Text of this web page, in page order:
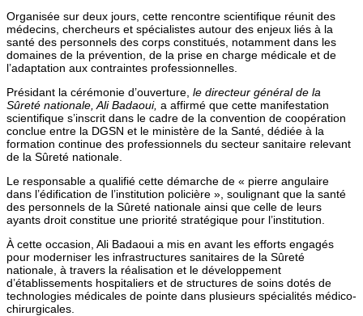
Organisée sur deux jours, cette rencontre scientifique réunit des
médecins, chercheurs et spécialistes autour des enjeux liés à la
santé des personnels des corps constitués, notamment dans les
domaines de la prévention, de la prise en charge médicale et de
l’adaptation aux contraintes professionnelles.
Présidant la cérémonie d’ouverture, le directeur général de la
Sûreté nationale, Ali Badaoui, a affirmé que cette manifestation
scientifique s’inscrit dans le cadre de la convention de coopération
conclue entre la DGSN et le ministère de la Santé, dédiée à la
formation continue des professionnels du secteur sanitaire relevant
de la Sûreté nationale.
Le responsable a qualifié cette démarche de « pierre angulaire
dans l’édification de l’institution policière », soulignant que la santé
des personnels de la Sûreté nationale ainsi que celle de leurs
ayants droit constitue une priorité stratégique pour l’institution.
À cette occasion, Ali Badaoui a mis en avant les efforts engagés
pour moderniser les infrastructures sanitaires de la Sûreté
nationale, à travers la réalisation et le développement
d’établissements hospitaliers et de structures de soins dotés de
technologies médicales de pointe dans plusieurs spécialités médico-
chirurgicales.